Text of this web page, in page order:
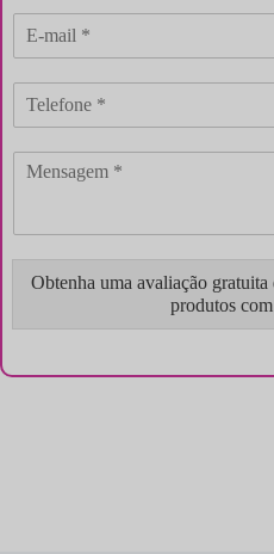
Obtenha uma avaliação
produtos